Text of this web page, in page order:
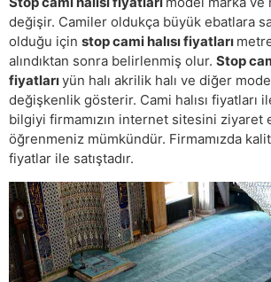
değişir. Camiler oldukça büyük ebatlara
olduğu için stop cami halısı fiyatları
alındıktan sonra belirlenmiş olur. Stop
fiyatlarıyün halı akrilik halı ve diğer
değişkenlik gösterir. Cami halısı fiyatları
bilgiyi firmamızın internet sitesini ziyaret
öğrenmeniz mümkündür. Firmamızda
fiyatlar ile satıştadır.